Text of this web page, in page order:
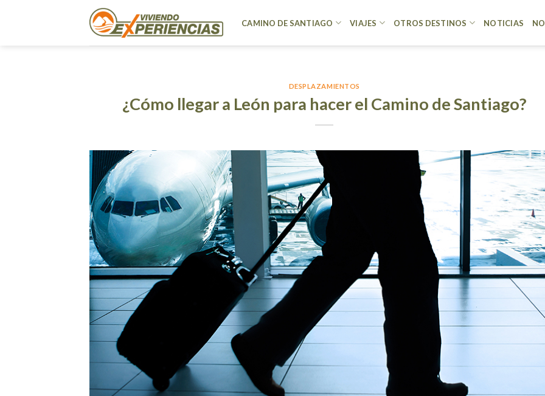
CAMINO DE SANTIAGO VIAJES OTROS DESTINOS NOTICIAS
DESPLAZAMIENTOS
¿Cómo llegar a León para hacer el Camino de Santiago?